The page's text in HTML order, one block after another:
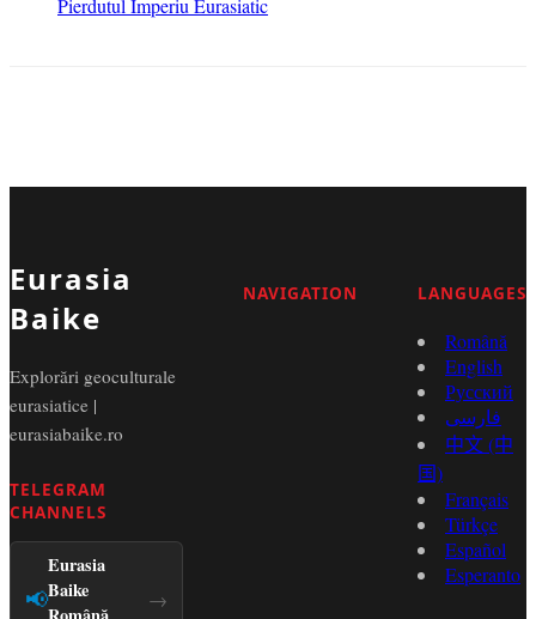
Pierdutul Imperiu Eurasiatic
Eurasia
Baike
Explorări geoculturale
eurasiatice |
eurasiabaike.ro
TELEGRAM
CHANNELS
📢
Eurasia
Baike
→
NAVIGATION LANGUAGES
Română
English
Русский
فارسی
中文 (中
国)
Français
Türkçe
Español
Esperanto